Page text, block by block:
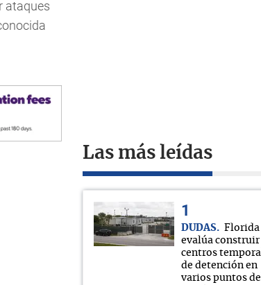
ataques
Las más leídas
DUDAS
Florida
evalúa construir
centros
de detención en
varios puntos